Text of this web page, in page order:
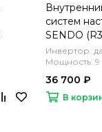
систем
SENDO
Инвертор: да
Мощность: 9
36 700 ₽
В